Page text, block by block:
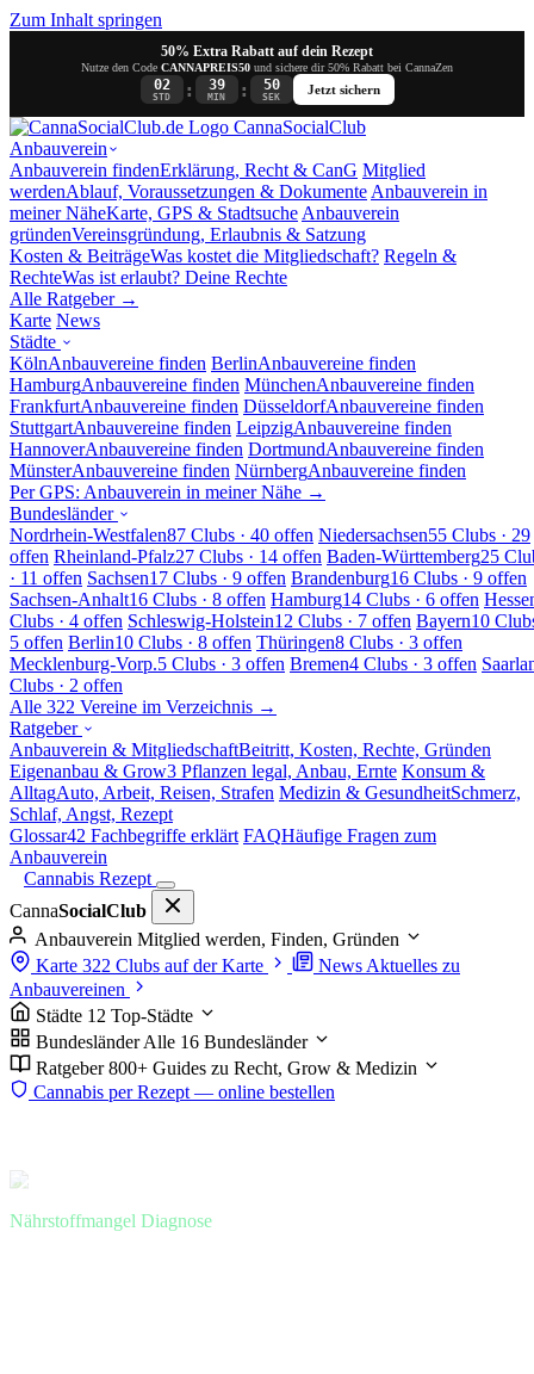
Zum Inhalt springen
50% Extra Rabatt auf dein Rezept
Nutze den Code CANNAPREIS50 und sichere dir 50% Rabatt bei CannaZen
02
STD : 39
MIN : 50
SEK
Jetzt sichern
CannaSocialClub
Anbauverein
Anbauverein findenErklärung, Recht & CanG Mitglied
werdenAblauf, Voraussetzungen & Dokumente Anbauverein in
meiner NäheKarte, GPS & Stadtsuche Anbauverein
gründenVereinsgründung, Erlaubnis & Satzung
Kosten & BeiträgeWas kostet die Mitgliedschaft? Regeln &
RechteWas ist erlaubt? Deine Rechte
Alle Ratgeber →
Karte News
Städte
KölnAnbauvereine finden BerlinAnbauvereine finden
HamburgAnbauvereine finden MünchenAnbauvereine finden
FrankfurtAnbauvereine finden DüsseldorfAnbauvereine finden
StuttgartAnbauvereine finden LeipzigAnbauvereine finden
HannoverAnbauvereine finden DortmundAnbauvereine finden
MünsterAnbauvereine finden NürnbergAnbauvereine finden
Per GPS: Anbauverein in meiner Nähe →
Bundesländer
Nordrhein-Westfalen87 Clubs · 40 offen Niedersachsen55 Clubs · 29
offen Rheinland-Pfalz27 Clubs · 14 offen Baden-Württemberg25
· 11 offen Sachsen17 Clubs · 9 offen Brandenburg16 Clubs · 9 offen
Sachsen-Anhalt16 Clubs · 8 offen Hamburg14 Clubs · 6 offen
Clubs · 4 offen Schleswig-Holstein12 Clubs · 7 offen Bayern10
5 offen Berlin10 Clubs · 8 offen Thüringen8 Clubs · 3 offen
Mecklenburg-Vorp.5 Clubs · 3 offen Bremen4 Clubs · 3 offen
Clubs · 2 offen
Alle 322 Vereine im Verzeichnis →
Ratgeber
Anbauverein & MitgliedschaftBeitritt, Kosten, Rechte, Gründen
Eigenanbau & Grow3 Pflanzen legal, Anbau, Ernte Konsum &
AlltagAuto, Arbeit, Reisen, Strafen Medizin & GesundheitSchmerz,
Schlaf, Angst, Rezept
Glossar42 Fachbegriffe erklärt FAQHäufige Fragen zum
Anbauverein
Cannabis Rezept
CannaSocialClub
Anbauverein Mitglied werden, Finden, Gründen
Karte 322 Clubs auf der Karte News Aktuelles zu
Anbauvereinen
Städte 12 Top-Städte
Bundesländer Alle 16 Bundesländer
Ratgeber 800+ Guides zu Recht, Grow & Medizin
Cannabis per Rezept — online bestellen
Start
Nährstoffmangel Diagnose